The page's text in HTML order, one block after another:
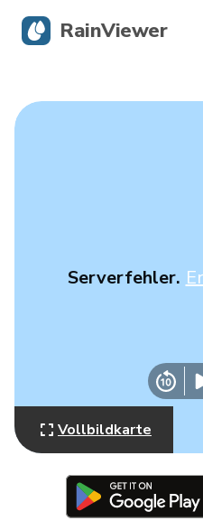
Serverfehler.
Vollbildkarte
RainViewer